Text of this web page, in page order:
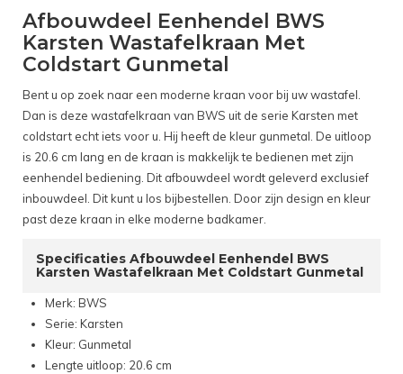
Afbouwdeel Eenhendel BWS
Karsten Wastafelkraan Met
Coldstart Gunmetal
Bent u op zoek naar een moderne kraan voor bij uw wastafel.
Dan is deze wastafelkraan van BWS uit de serie Karsten met
coldstart echt iets voor u. Hij heeft de kleur gunmetal. De uitloop
is 20.6 cm lang en de kraan is makkelijk te bedienen met zijn
eenhendel bediening. Dit afbouwdeel wordt geleverd exclusief
inbouwdeel. Dit kunt u los bijbestellen. Door zijn design en kleur
past deze kraan in elke moderne badkamer.
Specificaties Afbouwdeel Eenhendel BWS
Karsten Wastafelkraan Met Coldstart Gunmetal
Merk: BWS
Serie: Karsten
Kleur: Gunmetal
Lengte uitloop: 20.6 cm